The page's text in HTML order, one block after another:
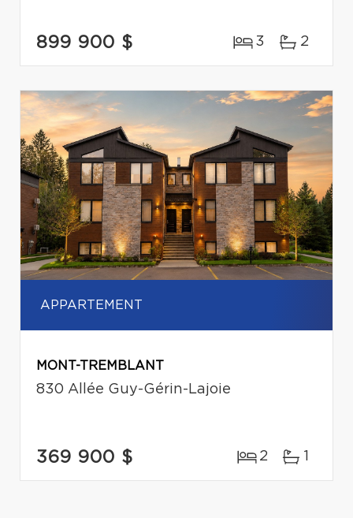
899 900 $ 3 2
APPARTEMENT
MONT-TREMBLANT
830 Allée Guy-Gérin-Lajoie
369 900 $ 2 1